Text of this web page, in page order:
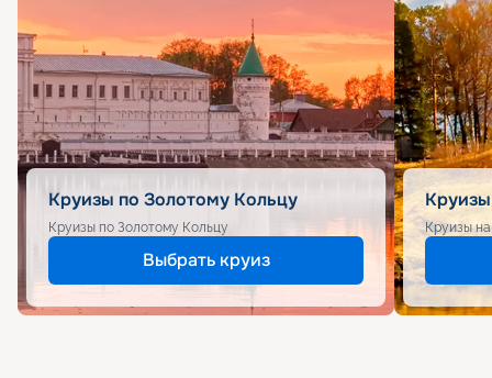
Круизы по Золотому Кольцу
Круизы по Золотому Кольцу
Выбрать круиз
Круизы